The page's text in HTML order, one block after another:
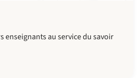
enseignants au service du savoir